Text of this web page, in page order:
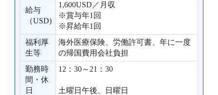
給与
（USD)
1,600USD／月収
※賞与年1回
※昇給年1回
福利厚
生等
海外医療保険、労働許可書、年に一度
の帰国費用会社負担
勤務時
間・休
日
12：30～21：30
土曜日午後、日曜日